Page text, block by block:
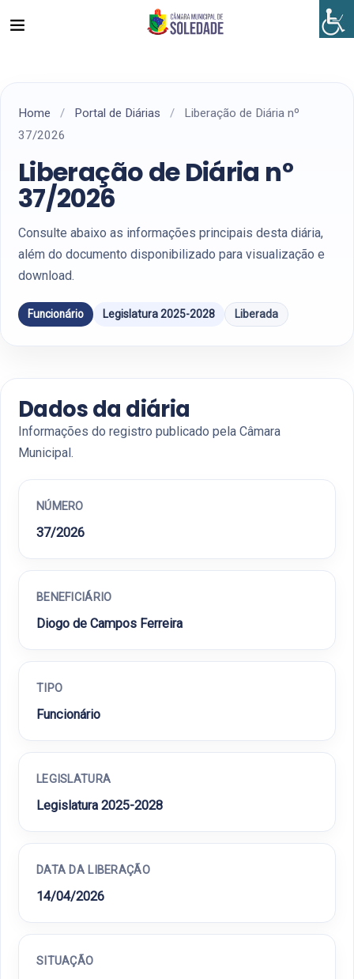
Home / Portal de Diárias /
Liberação de Diária nº
37/2026
Liberação de Diária nº
37/2026
Consulte abaixo as informações principais desta diária,
além do documento disponibilizado para visualização e
download.
Funcionário Legislatura 2025-2028 Liberada
Dados da diária
Informações do registro publicado pela Câmara
Municipal.
NÚMERO
37/2026
BENEFICIÁRIO
Diogo de Campos Ferreira
TIPO
Funcionário
LEGISLATURA
Legislatura 2025-2028
DATA DA LIBERAÇÃO
14/04/2026
SITUAÇÃO